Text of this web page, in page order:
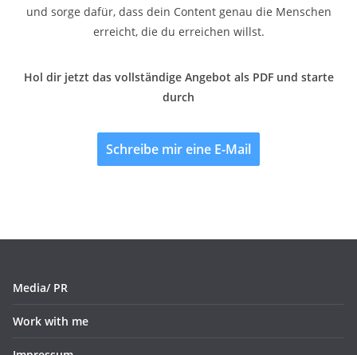
und sorge dafür, dass dein Content genau die Menschen
erreicht, die du erreichen willst.
Hol dir jetzt das vollständige Angebot als PDF und starte
durch
Schreibe mir eine E-Mail
Media/ PR
Work with me